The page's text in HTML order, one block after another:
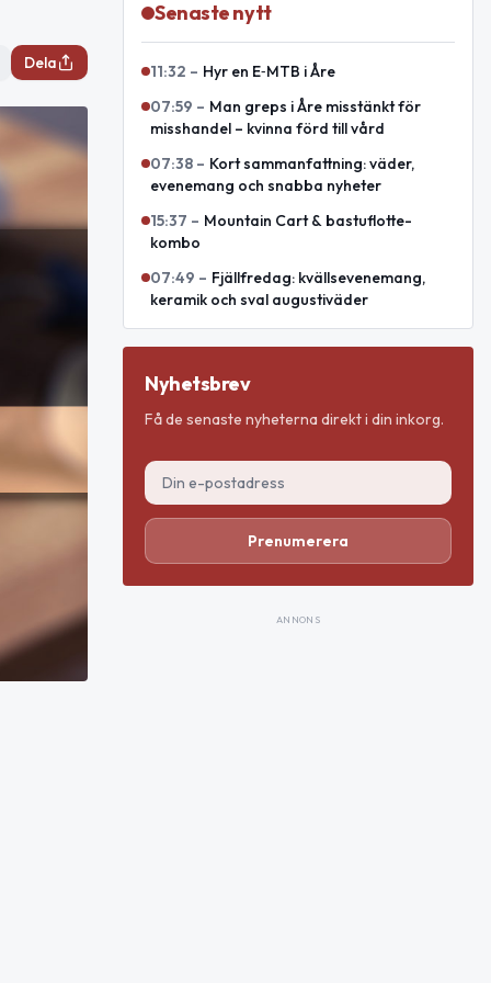
Dela
Senaste nytt
11:32 – Hyr en E‑MTB i Åre
07:59 – Man greps i Åre misstänkt för
misshandel – kvinna förd till vård
07:38 – Kort sammanfattning: väder,
evenemang och snabba nyheter
15:37 – Mountain Cart & bastuflotte-
kombo
07:49 – Fjällfredag: kvällsevenemang,
keramik och sval augustiväder
Nyhetsbrev
Få de senaste nyheterna direkt i din inkorg.
Prenumerera
ANNONS